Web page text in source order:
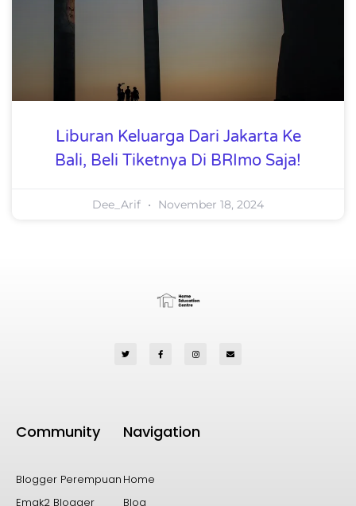
Liburan Keluarga Dari Jakarta Ke
Bali, Beli Tiketnya Di BRImo Saja!
Dee_Arif November 18, 2024
Community
Blogger Perempuan
Emak2 Blogger
Navigation
Home
Blog